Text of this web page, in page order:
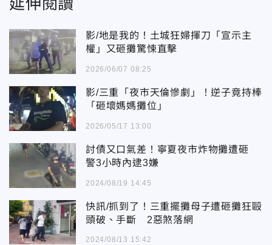
延伸閱讀
影/地是我的！土城狂婦揮刀「宣示主
權」又砸攤驚悚直擊
2026/06/07 08:25
影/三重「夜市天倫慘劇」！逆子竟持棒
「砸壞媽媽攤位」
2026/05/17 13:00
討債又口氣差！寧夏夜市炸物攤遭砸
警3小時內逮3嫌
2024/08/19 14:45
快訊/抓到了！三重擺攤母子遭砸攤狂毆
頭破、手斷 2惡煞落網
2024/08/13 15:42